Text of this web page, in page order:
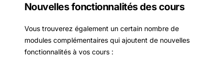
Nouvelles fonctionnalités des cours
Vous trouverez également un certain nombre de
modules complémentaires qui ajoutent de nouvelles
fonctionnalités à vos cours :